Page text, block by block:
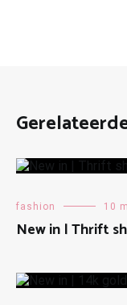
fashion 10
New in | Thrift